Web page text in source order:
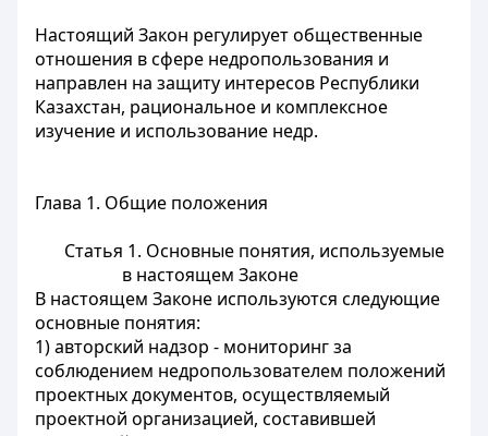
Настоящий Закон регулирует общественные
отношения в сфере недропользования и
направлен на защиту интересов Республики
Казахстан, рациональное и комплексное
изучение и использование недр.
Глава 1. Общие положения
Статья 1. Основные понятия, используемые
в настоящем Законе
В настоящем Законе используются следующие
основные понятия:
1) авторский надзор - мониторинг за
соблюдением недропользователем положений
проектных документов, осуществляемый
проектной организацией, составившей